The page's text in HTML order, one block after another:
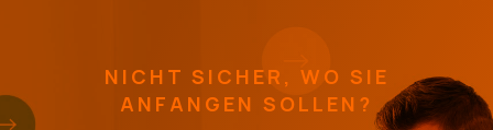
NICHT SICHER, WO SIE
ANFANGEN SOLLEN?